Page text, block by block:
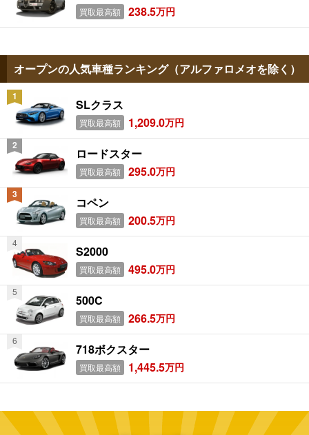
買取最高額 238.5万円
オープンの人気車種ランキング（アルファロメオを除く）
SLクラス
買取最高額 1,209.0万円
ロードスター
買取最高額 295.0万円
コペン
買取最高額 200.5万円
S2000
買取最高額 495.0万円
500C
買取最高額 266.5万円
718ボクスター
買取最高額 1,445.5万円